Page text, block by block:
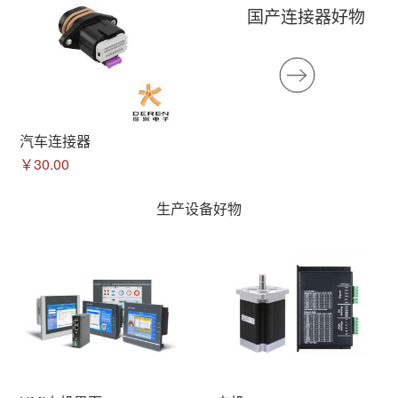
汽车连接器
￥30.00
国产连接器好物
生产设备好物